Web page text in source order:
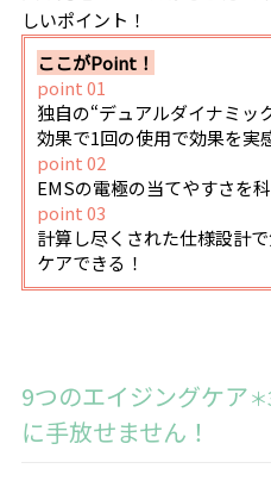
しいポイント！
ここがPoint！
point 01
独自の“デュアルダイナミッ
効果で1回の使用で効果を実
point 02
EMSの電極の当てやすさを
point 03
計算し尽くされた仕様設計
ケアできる！
9つのエイジングケア
に手放せません！